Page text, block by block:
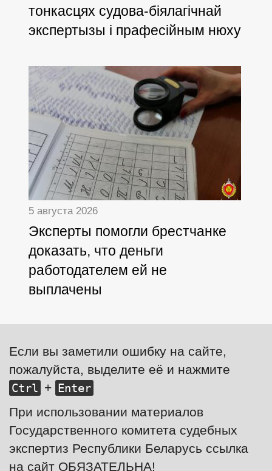
тонкасцях судова-біялагічнай
экспертызы і прафесійным нюху
5 августа 2026
Эксперты помогли брестчанке
доказать, что деньги
работодателем ей не
выплачены
Если вы заметили ошибку на сайте,
пожалуйста, выделите её и нажмите
Ctrl + Enter
При использовании материалов
Государственного комитета судебных
экспертиз Республики Беларусь ссылка
на сайт ОБЯЗАТЕЛЬНА!